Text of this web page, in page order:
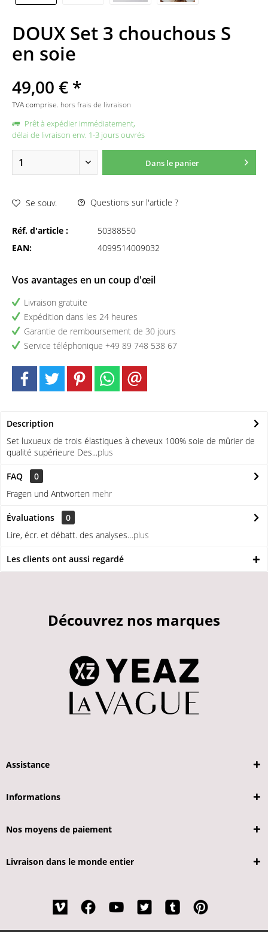
DOUX Set 3 chouchous S
en soie
49,00 € *
TVA comprise. hors frais de livraison
Prêt à expédier immédiatement,
délai de livraison env. 1-3 jours ouvrés
Dans le panier
Se souv. Questions sur l'article ?
Réf. d'article :
50388550
EAN:
4099514009032
Vos avantages en un coup d'œil
Livraison gratuite
Expédition dans les 24 heures
Garantie de remboursement de 30 jours
Service téléphonique +49 89 748 538 67
Description
Set luxueux de trois élastiques à cheveux 100% soie de mûrier de
qualité supérieure Des...plus
FAQ
0
Fragen und Antworten mehr
Évaluations
0
Lire, écr. et débatt. des analyses…plus
Les clients ont aussi regardé
Découvrez nos marques
Assistance
Informations
Nos moyens de paiement
Livraison dans le monde entier